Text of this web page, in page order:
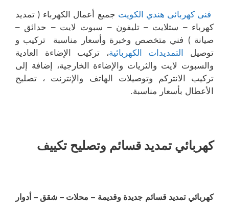
فنى كهربائى هندي الكويت جميع أعمال الكهرباء ( تمديد
كهرباء – ستلايت – تليفون – سبوت لايت – حدائق –
صيانة ) فني متخصص وخبرة وأسعار مناسبة تركيب و
توصيل التمديدات الكهربائية، تركيب الإضاءة العادية
والسبوت لايت والثريات والإضاءة الخارجية، إضافة إلى
تركيب الانتركم وتوصيلات الهاتف والإنترنت ، تصليح
الأعطال بأسعار مناسبة.
كهربائي تمديد قسائم وتصليح تكييف
كهربائي تمديد قسائم جديدة وقديمة – محلات – شقق – أدوار